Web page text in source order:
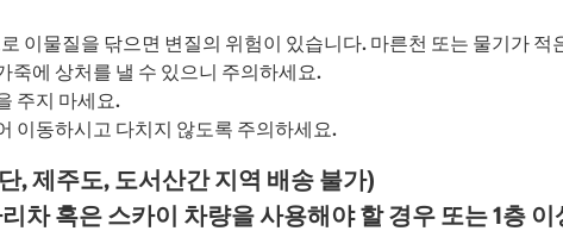
이물질을 닦으면 변질의 위험이 있습니다. 마른천 또는 물기가
죽에 상처를 낼 수 있으니 주의하세요.
주지 마세요.
이동하시고 다치지 않도록 주의하세요.
, 제주도, 도서산간 지역 배송 불가)
차 혹은 스카이 차량을 사용해야 할 경우 또는 1층